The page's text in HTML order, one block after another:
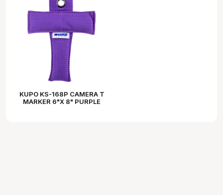
KUPO KS-168P CAMERA T
MARKER 6"X 8" PURPLE